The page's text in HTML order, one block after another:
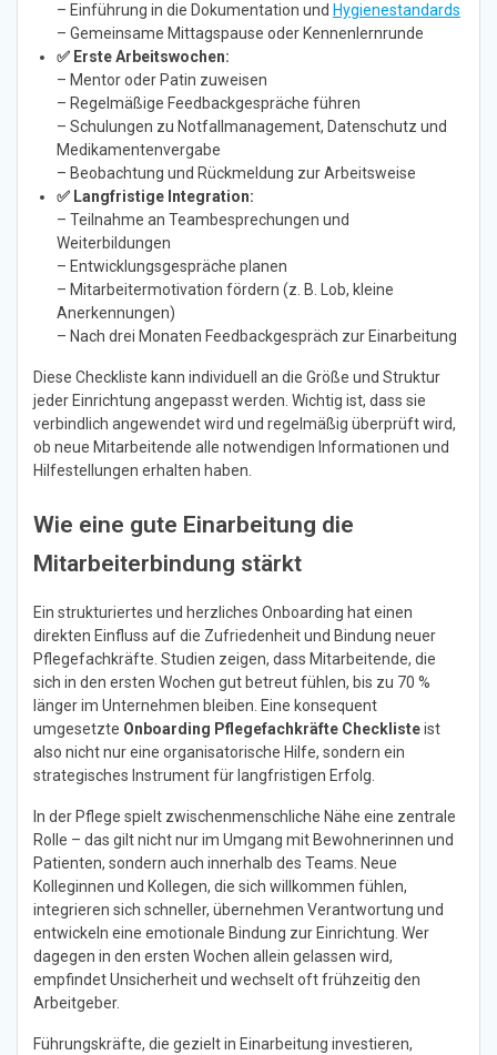
– Einführung in die Dokumentation und Hygienestandards
– Gemeinsame Mittagspause oder Kennenlernrunde
✅ Erste Arbeitswochen:
– Mentor oder Patin zuweisen
– Regelmäßige Feedbackgespräche führen
– Schulungen zu Notfallmanagement, Datenschutz und
Medikamentenvergabe
– Beobachtung und Rückmeldung zur Arbeitsweise
✅ Langfristige Integration:
– Teilnahme an Teambesprechungen und
Weiterbildungen
– Entwicklungsgespräche planen
– Mitarbeitermotivation fördern (z. B. Lob, kleine
Anerkennungen)
– Nach drei Monaten Feedbackgespräch zur Einarbeitung
Diese Checkliste kann individuell an die Größe und Struktur
jeder Einrichtung angepasst werden. Wichtig ist, dass sie
verbindlich angewendet wird und regelmäßig überprüft wird,
ob neue Mitarbeitende alle notwendigen Informationen und
Hilfestellungen erhalten haben.
Wie eine gute Einarbeitung die
Mitarbeiterbindung stärkt
Ein strukturiertes und herzliches Onboarding hat einen
direkten Einfluss auf die Zufriedenheit und Bindung neuer
Pflegefachkräfte. Studien zeigen, dass Mitarbeitende, die
sich in den ersten Wochen gut betreut fühlen, bis zu 70 %
länger im Unternehmen bleiben. Eine konsequent
umgesetzte Onboarding Pflegefachkräfte Checklisteist
also nicht nur eine organisatorische Hilfe, sondern ein
strategisches Instrument für langfristigen Erfolg.
In der Pflege spielt zwischenmenschliche Nähe eine zentrale
Rolle – das gilt nicht nur im Umgang mit Bewohnerinnen und
Patienten, sondern auch innerhalb des Teams. Neue
Kolleginnen und Kollegen, die sich willkommen fühlen,
integrieren sich schneller, übernehmen Verantwortung und
entwickeln eine emotionale Bindung zur Einrichtung. Wer
dagegen in den ersten Wochen allein gelassen wird,
empfindet Unsicherheit und wechselt oft frühzeitig den
Arbeitgeber.
Führungskräfte, die gezielt in Einarbeitung investieren,